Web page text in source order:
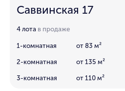
Саввинская 17
4 лота в продаже
1-комнатная от 83 м²
2-комнатная от 135 м²
3-комнатная от 110 м²